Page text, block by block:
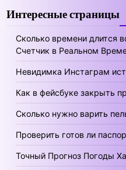
Интересные страницы
Сколько времени длится
Счетчик в Реальном
Невидимка Инстаграм
Как в фейсбуке закрыть
Сколько нужно варить
Проверить готов ли
Точный Прогноз Погоды